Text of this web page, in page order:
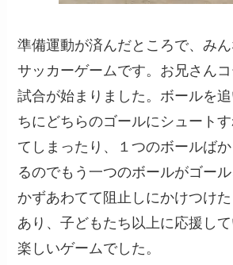
準備運動が済んだところで、みん
サッカーゲームです。お兄さん
試合が始まりました。ボールを
ちにどちらのゴールにシュート
てしまったり、１つのボールば
るのでもう一つのボールがゴー
かずあわてて阻止しにかけつけ
あり、子どもたち以上に応援し
楽しいゲームでした。